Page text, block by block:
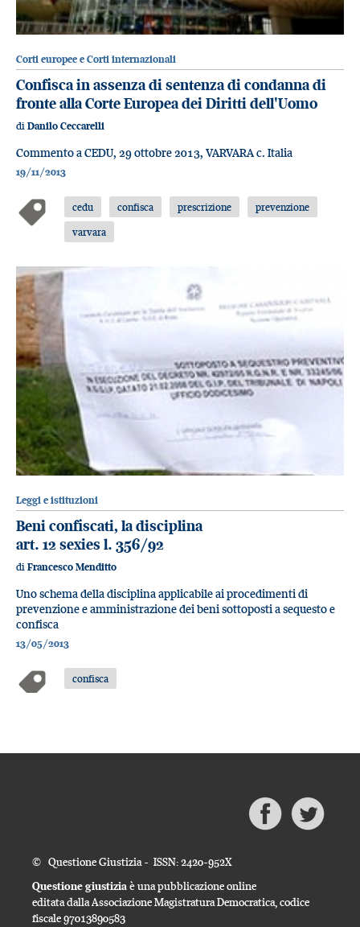
Corti europee e Corti internazionali
Confisca in assenza di sentenza di condanna di
fronte alla Corte Europea dei Diritti dell'Uomo
di Danilo Ceccarelli
Commento a CEDU, 29 ottobre 2013, VARVARA c. Italia
19/11/2013
cedu confisca prescrizione
prevenzione
varvara
Leggi e istituzioni
Beni confiscati, la disciplina
art. 12 sexies l. 356/92
di Francesco Menditto
Uno schema della disciplina applicabile ai procedimenti di
prevenzione e amministrazione dei beni sottoposti a sequesto e
confisca
13/05/2013
confisca
© Questione Giustizia - ISSN: 2420-952X
Questione giustiziaè una pubblicazione online
editata dalla Associazione Magistratura Democratica, codice
fiscale 97013890583